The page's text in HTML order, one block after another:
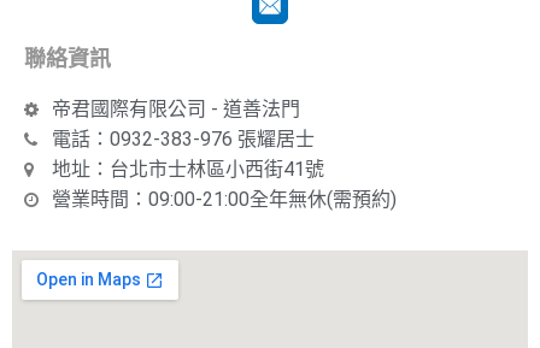
聯絡資訊
帝君國際有限公司 - 道善法門
電話：0932-383-976 張耀居士
地址：台北市士林區小西街41號
營業時間：09:00-21:00全年無休(需預約)